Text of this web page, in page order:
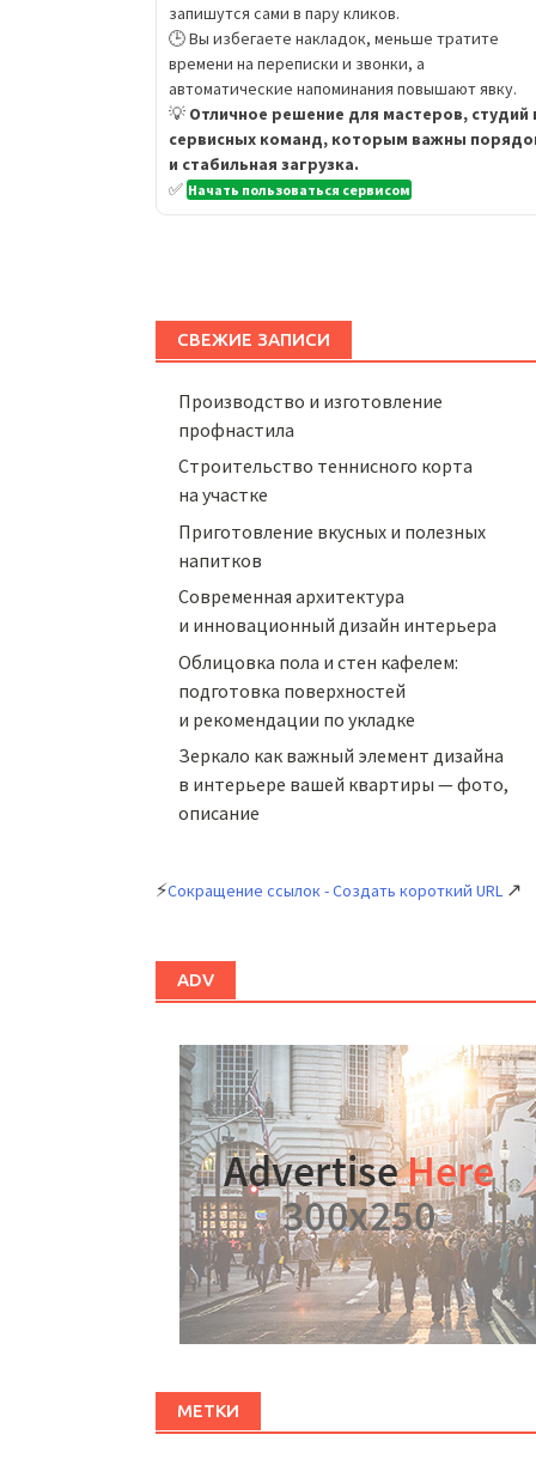
запишутся сами в пару кликов.
🕒 Вы избегаете накладок, меньше тратите
времени на переписки и звонки, а
автоматические напоминания повышают явку.
💡 Отличное решение для мастеров, студий
сервисных команд, которым важны
и стабильная загрузка.
✅ Начать пользоваться сервисом
СВЕЖИЕ ЗАПИСИ
Производство и изготовление
профнастила
Строительство теннисного корта
на участке
Приготовление вкусных и полезных
напитков
Cовременная архитектура
и инновационный дизайн интерьера
Облицовка пола и стен кафелем:
подготовка поверхностей
и рекомендации по укладке
Зеркало как важный элемент дизайна
в интерьере вашей квартиры — фото,
описание
⚡Сокращение ссылок - Создать короткий URL ↗
ADV
МЕТКИ